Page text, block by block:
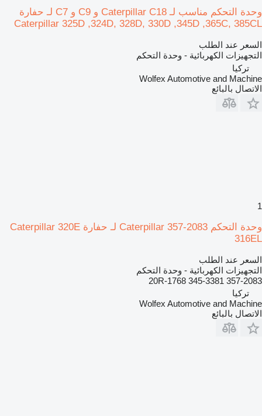
وحدة التحكم مناسب لـ Caterpillar C18 و C9 و C7 لـ حفارة
Caterpillar 325D ,324D, 328D, 330D ,345D ,365C, 385CL
السعر عند الطلب
التجهيزات الكهربائية - وحدة التحكم
تركيا
Wolfex Automotive and Machine
الاتصال بالبائع
1
وحدة التحكم Caterpillar 357-2083 لـ حفارة Caterpillar 320E
316EL
السعر عند الطلب
التجهيزات الكهربائية - وحدة التحكم
357-2083 20R-1768 345-3381
تركيا
Wolfex Automotive and Machine
الاتصال بالبائع